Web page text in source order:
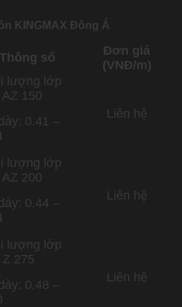
KINGMAX Đông Á
Thông số
Đơn giá
(VNĐ/m)
lượng lớp
AZ 150
0.41 –
Liên hệ
lượng lớp
AZ 200
0.44 –
Liên hệ
lượng lớp
Z 275
0.48 –
Liên hệ